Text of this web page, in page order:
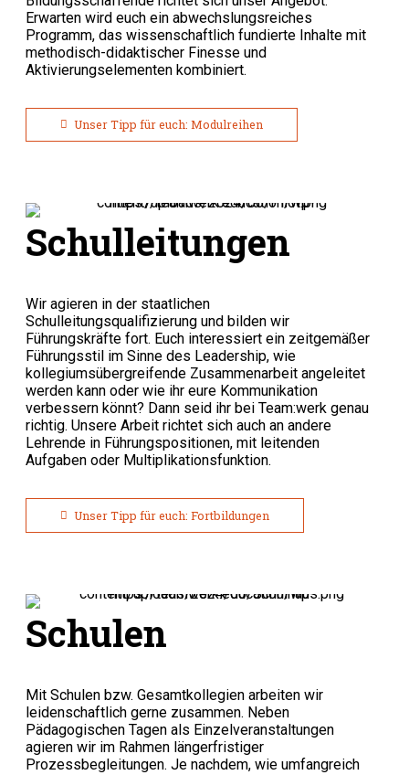
Erwarten wird euch ein abwechslungsreiches
Programm, das wissenschaftlich fundierte Inhalte mit
methodisch-didaktischer Finesse und
Aktivierungselementen kombiniert.
Unser Tipp für euch: Modulreihen
Schulleitungen
Wir agieren in der staatlichen
Schulleitungsqualifizierung und bilden wir
Führungskräfte fort. Euch interessiert ein zeitgemäßer
Führungsstil im Sinne des Leadership, wie
kollegiumsübergreifende Zusammenarbeit angeleitet
werden kann oder wie ihr eure Kommunikation
verbessern könnt? Dann seid ihr bei Team:werk genau
richtig. Unsere Arbeit richtet sich auch an andere
Lehrende in Führungspositionen, mit leitenden
Aufgaben oder Multiplikationsfunktion.
Unser Tipp für euch: Fortbildungen
Schulen
Mit Schulen bzw. Gesamtkollegien arbeiten wir
leidenschaftlich gerne zusammen. Neben
Pädagogischen Tagen als Einzelveranstaltungen
agieren wir im Rahmen längerfristiger
Prozessbegleitungen. Je nachdem, wie umfangreich